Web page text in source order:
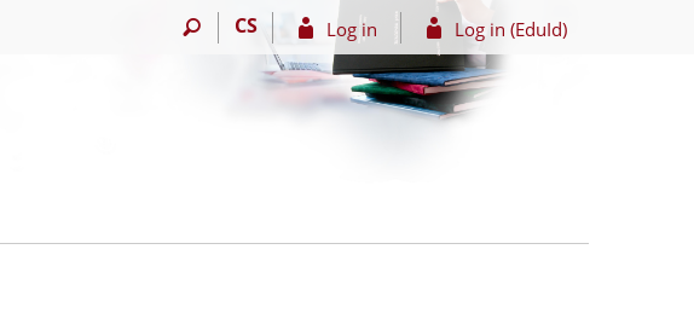
CS Log in Log in (EduId)